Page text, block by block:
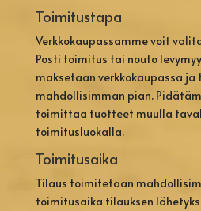
Toimitustapa
Verkkokaupassamme voit
Posti toimitus tai nouto
maksetaan verkkokaupassa
mahdollisimman pian.
toimittaa tuotteet muulla
toimitusluokalla.
Toimitusaika
Tilaus toimitetaan
toimitusaika tilauksen